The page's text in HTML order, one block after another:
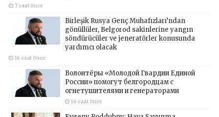
7 saat önce
Birleşik Rusya Genç Muhafızları’ndan
gönüllüler, Belgorod sakinlerine yangın
söndürücüler ve jeneratörler konusunda
yardımcı olacak
14 saat önce
Волонтёры «Молодой Гвардии Единой
России» помогут белгородцам с
огнетушителями и генераторами
16 saat önce